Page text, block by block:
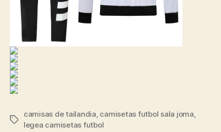
Etiquetas
camisas de tailandia, camisetas futbol sala joma,
legea camisetas futbol